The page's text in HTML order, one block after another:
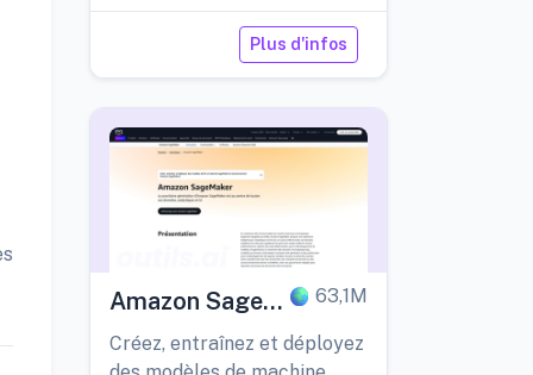
Plus d'infos
Amazon Sage
Maker
63,1M
Créez, entraînez et déployez